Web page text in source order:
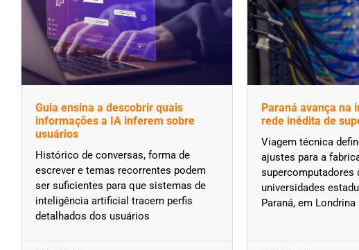
Guia ensina a descobrir quais
informações a IA inferem sobre
usuários
Histórico de conversas, forma de
escrever e temas recorrentes podem
ser suficientes para que sistemas de
inteligência artificial tracem perfis
detalhados dos usuários
Paraná avança na
rede inédita de
Viagem técnica
ajustes para a
supercomputadores
universidades
Paraná, em Londrina